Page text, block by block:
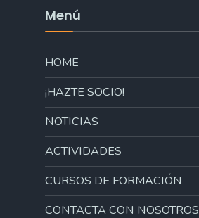
Menú
HOME
¡HAZTE SOCIO!
NOTICIAS
ACTIVIDADES
CURSOS DE FORMACIÓN
CONTACTA CON NOSOTROS